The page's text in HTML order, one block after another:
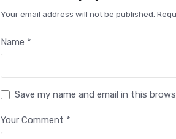
Your email address will not be published.
Name *
Save my name and email in this
Your Comment *